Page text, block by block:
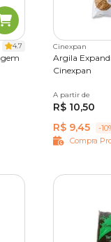
por terras e
você tem
4.7 Cinexpan
Argila
Cinexpan
2 kg 25 L
A partir de
R$ 10,50
R$ 9,45
-
Compra